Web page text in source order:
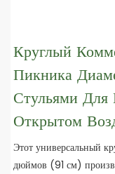
Круглый
Пикника
Стульями Для
Открытом
Этот универсальный
дюймов (91 см)